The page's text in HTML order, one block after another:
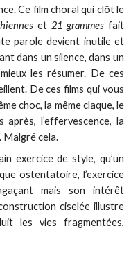
Ce film choral qui clôt le
et 21 grammes fait
parole devient inutile et
dans un silence, dans un
les résumer. De ces
De ces films qui vous
choc, la même claque, le
après, l’effervescence, la
Malgré cela.
exercice de style, qu’un
ostentatoire, l’exercice
mais son intérêt
ciselée illustre
les vies fragmentées,